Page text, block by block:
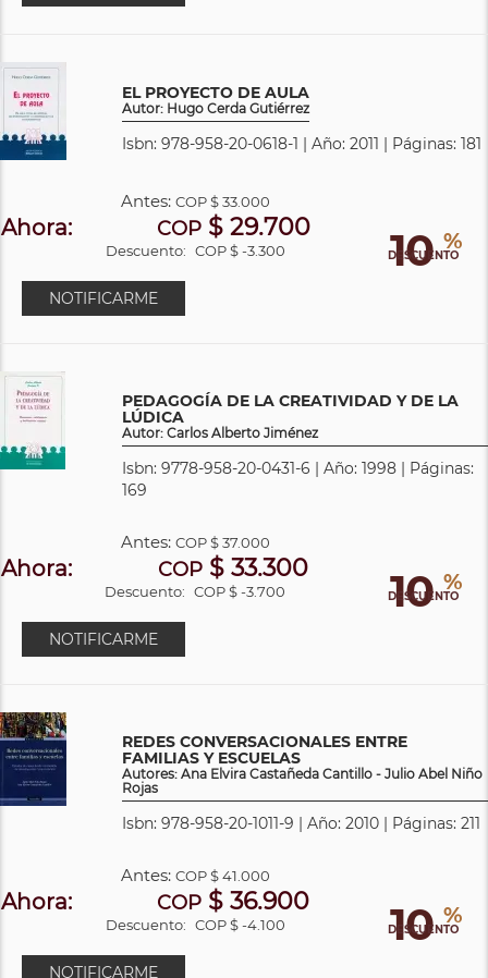
EL PROYECTO DE AULA
Autor: Hugo Cerda Gutiérrez
Isbn: 978-958-20-0618-1 | Año: 2011 | Páginas: 181
10 %
DESCUENTO
Antes: COP$ 33.000
Ahora: COP$ 29.700
Descuento: COP $ -3.300
NOTIFICARME
PEDAGOGÍA DE LA CREATIVIDAD Y DE LA
LÚDICA
Autor: Carlos Alberto Jiménez
Isbn: 9778-958-20-0431-6 | Año: 1998 | Páginas:
169
10 %
DESCUENTO
Antes: COP$ 37.000
Ahora: COP $ 33.300
Descuento: COP $ -3.700
NOTIFICARME
REDES CONVERSACIONALES ENTRE
FAMILIAS Y ESCUELAS
Autores: Ana Elvira Castañeda Cantillo - Julio Abel Niño
Rojas
Isbn: 978-958-20-1011-9 | Año: 2010 | Páginas: 211
10 %
DESCUENTO
Antes: COP$ 41.000
Ahora: COP $ 36.900
Descuento: COP $ -4.100
NOTIFICARME